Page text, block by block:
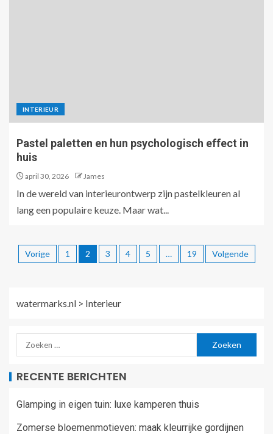
INTERIEUR
Pastel paletten en hun psychologisch effect in
huis
april 30, 2026 James
In de wereld van interieurontwerp zijn pastelkleuren al
lang een populaire keuze. Maar wat...
Vorige 1 2 3 4 5 … 19 Volgende
watermarks.nl > Interieur
RECENTE BERICHTEN
Glamping in eigen tuin: luxe kamperen thuis
Zomerse bloemenmotieven: maak kleurrijke gordijnen